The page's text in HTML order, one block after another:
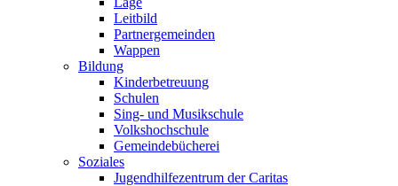
Leitbild
Partnergemeinden
Wappen
Bildung
Kinderbetreuung
Schulen
Sing- und Musikschule
Volkshochschule
Gemeindebücherei
Soziales
Jugendhilfezentrum der Caritas